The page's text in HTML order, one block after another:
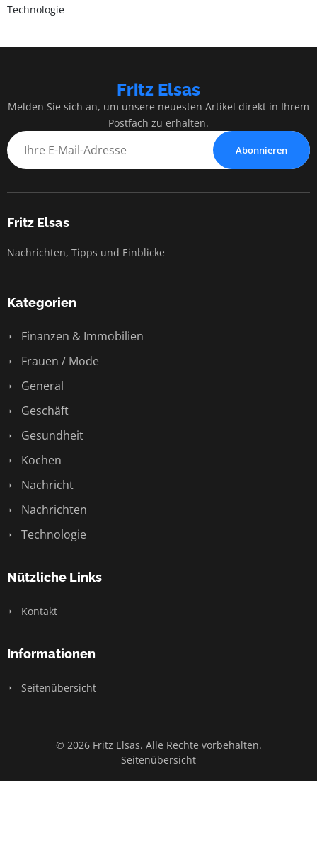
Technologie
Fritz Elsas
Melden Sie sich an, um unsere neuesten Artikel direkt in Ihrem
Postfach zu erhalten.
Abonnieren
Fritz Elsas
Nachrichten, Tipps und Einblicke
Kategorien
Finanzen & Immobilien
Frauen / Mode
General
Geschäft
Gesundheit
Kochen
Nachricht
Nachrichten
Technologie
Nützliche Links
Kontakt
Informationen
Seitenübersicht
© 2026 Fritz Elsas. Alle Rechte vorbehalten.
Seitenübersicht